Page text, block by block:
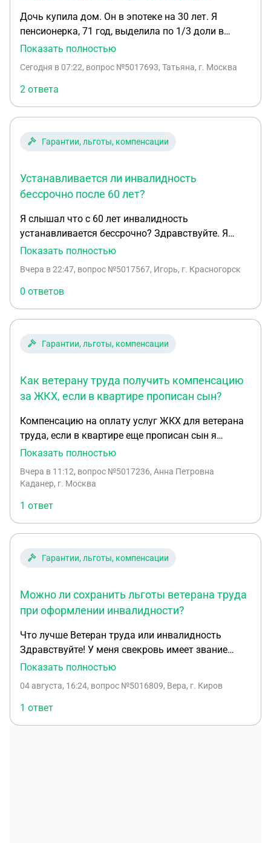
Дочь купила дом. Он в эпотеке на 30 лет. Я
пенсионерка, 71 год, выделила по 1/3 доли в
однокомнатной квартире двум внукам.
родителями в доме. Я проживаю одна. Муж умер
11 лет назад. Я ветеран труда, пенсионерка,
инвалид 3 группы. Квартира 40 м2. Субсидия по
ЖКХ и за кап ремонт за мной сохранится
Показать полностью
Сегодня в 07:22, вопрос №5017693, Татьяна, г. Москва
2 ответа
Гарантии, льготы, компенсации
Устанавливается ли инвалидность
бессрочно после 60 лет?
Я слышал что с 60 лет инвалидность
устанавливается бессрочно? Здравствуйте. Я
инвалид 3 группы. Мне 63г. Инвалидность у меня
группы 3. Я слышал что с 60 лет инвалидность
устанавливается бессрочно?
Показать полностью
Вчера в 22:47, вопрос №5017567, Игорь, г. Красногорск
0 ответов
Гарантии, льготы, компенсации
Как ветерану труда получить компенсацию
за ЖКХ, если в квартире прописан сын?
Компенсацию на оплату услуг ЖКХ для ветерана
труда, если в квартире еще прописан сын я
являюсь собственником квартиры у меня
оплачивает там услуги ЖКХ как мне должны
каких обьемах
Показать полностью
Вчера в 11:12, вопрос №5017236, Анна Петровна
Каданер, г. Москва
1 ответ
Гарантии, льготы, компенсации
Можно ли сохранить льготы ветерана труда
при оформлении инвалидности?
Что лучше Ветеран труда или инвалидность
Здравствуйте! У меня свекровь имеет звание
"Ветеран труда" и соответственно имеет льготы по
предлагают оформить инвалидность (3 группа).
Потеряет ли она льготы, как Ветеран труда и само
звание? Квартира находится в собственности.
Показать полностью
04 августа, 16:24, вопрос №5016809, Вера, г. Киров
1 ответ